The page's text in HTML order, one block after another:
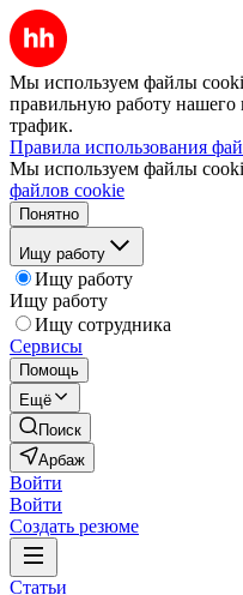
Мы используем файлы
правильную работу нашего
трафик.
Правила использования
Мы используем файлы
файлов cookie
Понятно
Ищу работу
Ищу работу
Ищу работу
Ищу сотрудника
Сервисы
Помощь
Ещё
Поиск
Арбаж
Войти
Войти
Создать резюме
Статьи